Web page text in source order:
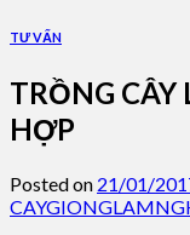
TƯ VẤN
TRỒNG
HỢP
Posted on 21/01/